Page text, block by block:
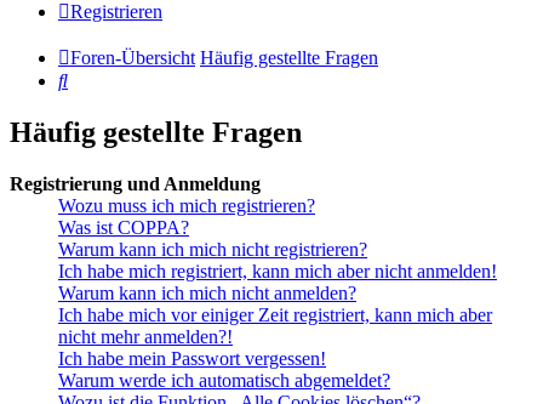
Registrieren
Foren-Übersicht Häufig gestellte Fragen
Suche
Häufig gestellte Fragen
Registrierung und Anmeldung
Wozu muss ich mich registrieren?
Was ist COPPA?
Warum kann ich mich nicht registrieren?
Ich habe mich registriert, kann mich aber nicht anmelden!
Warum kann ich mich nicht anmelden?
Ich habe mich vor einiger Zeit registriert, kann mich aber
nicht mehr anmelden?!
Ich habe mein Passwort vergessen!
Warum werde ich automatisch abgemeldet?